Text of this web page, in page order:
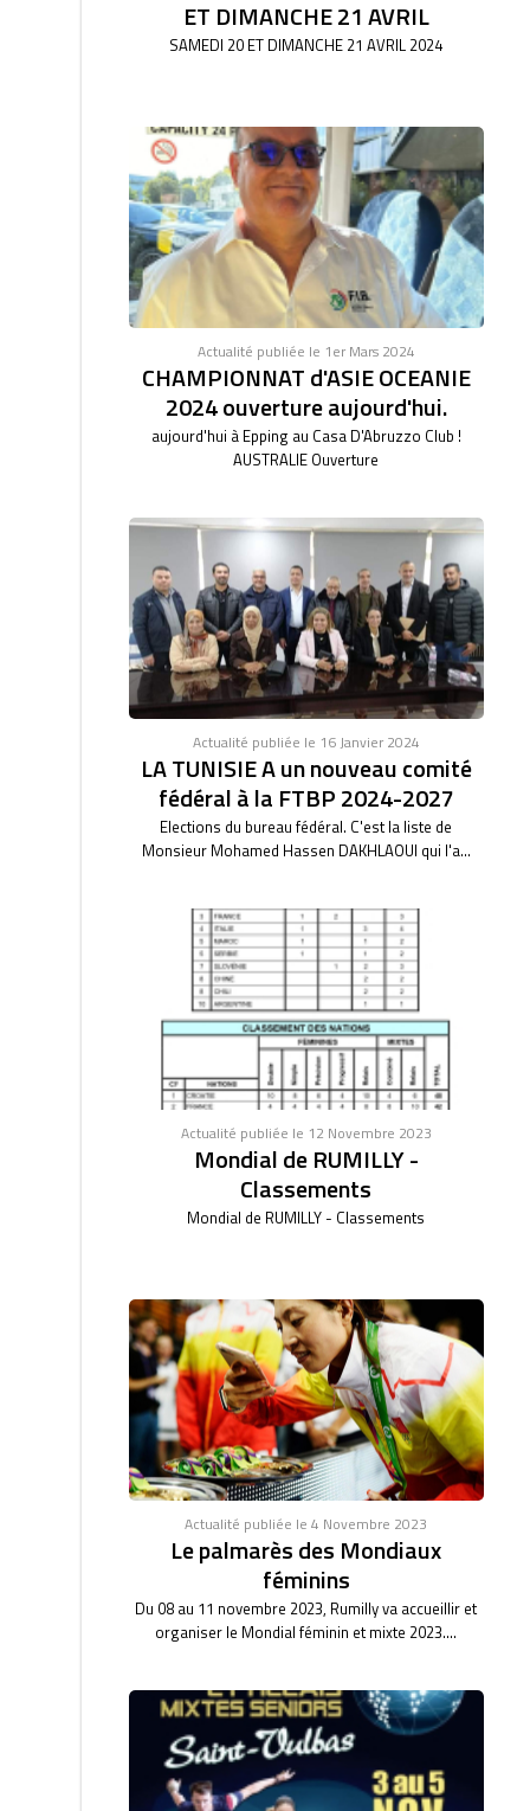
ET DIMANCHE 21 AVRIL
SAMEDI 20 ET DIMANCHE 21 AVRIL 2024
Actualité publiée le 1er Mars 2024
CHAMPIONNAT d'ASIE OCEANIE
2024 ouverture aujourd'hui.
aujourd'hui à Epping au Casa D'Abruzzo Club !
AUSTRALIE Ouverture
Actualité publiée le 16 Janvier 2024
LA TUNISIE A un nouveau comité
fédéral à la FTBP 2024-2027
Elections du bureau fédéral. C'est la liste de
Monsieur Mohamed Hassen DAKHLAOUI qui l'a...
Actualité publiée le 12 Novembre 2023
Mondial de RUMILLY -
Classements
Mondial de RUMILLY - Classements
Actualité publiée le 4 Novembre 2023
Le palmarès des Mondiaux
féminins
Du 08 au 11 novembre 2023, Rumilly va accueillir et
organiser le Mondial féminin et mixte 2023....